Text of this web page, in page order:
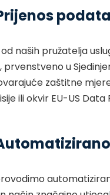
od naših pružatelja
prvenstveno u
zaštitne
ili okvir EU-US